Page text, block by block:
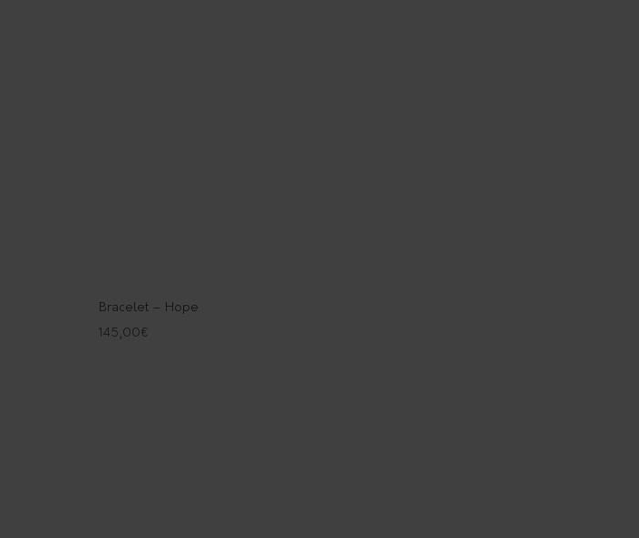
Bracelet – Hope
145,00€